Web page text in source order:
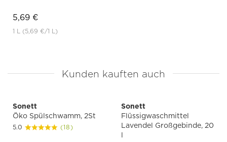
5,69 €
1 L (5,69 €/1 L)
Kunden kauften auch
Sonett
Öko Spülschwamm, 2St
5.0 (18)
Sonett
Flüssigwaschmittel
Lavendel Großgebinde, 20
l